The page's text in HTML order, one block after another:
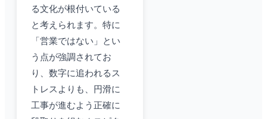
る文化が根付いている
と考えられます。特に
「営業ではない」とい
う点が強調されてお
り、数字に追われるス
トレスよりも、円滑に
工事が進むよう正確に